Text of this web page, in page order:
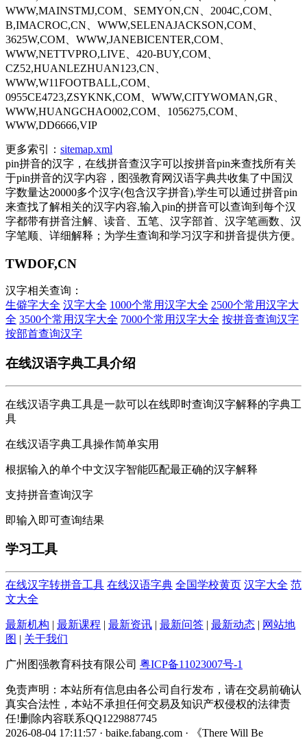
WWW,MAINSTMJ,COM、SEMYON,CN、2004C,COM、
B,IMACROC,CN、WWW,SELENAJACKSON,COM、
3625W,COM、WWW,JANEBICENTER,COM、
WWW,NETTVPRO,LIVE、420-BUY,COM、
CZ52,HUANLEZHUAN123,CN、
WWW,W11FOOTBALL,COM、
0955CE4723,ZSYKNK,COM、WWW,CITYWOMAN,GR、
WWW,HUANGCHAO002,COM、1056275,COM、
WWW,DD6666,VIP
更多索引： sitemap.xml
pin拼音的汉字，在线拼音查汉字可以按拼音pin来查找所有关
于pin拼音的汉字内容，图强教育网汉语字典共收集了中国汉
字数量达20000多个汉字(包含汉字拼音),学生可以通过拼音pin
来查找了解相关的汉字内容,输入pin的拼音可以查询到每个汉
字都带有拼音注解、读音、五笔、汉字部首、汉字笔画数、汉
字笔顺、详细解释；为学生查询和学习汉字和拼音提供方便。
TWDOF,CN
汉字相关查询：
生僻字大全 汉字大全 1000个常用汉字大全 2500个常用汉字大
全 3500个常用汉字大全 7000个常用汉字大全 按拼音查询汉字
按部首查询汉字
在线汉语字典工具介绍
在线汉语字典工具是一款可以在线即时查询汉字解释的字典工
具
在线汉语字典工具操作简单实用
根据输入的单个中文汉字智能匹配最正确的汉字解释
支持拼音查询汉字
即输入即可查询结果
学习工具
在线汉字转拼音工具 在线汉语字典 全国学校黄页 汉字大全 范
文大全
最新机构 | 最新课程 | 最新资讯 | 最新问答 | 最新动态 | 网站地
图 | 关于我们
广州图强教育科技有限公司 粤ICP备11023007号-1
免责声明：本站所有信息由各公司自行发布，请在交易前确认
真实合法性，本站不承担任何交易及知识产权侵权的法律责
任!删除内容联系QQ1229887745
2026-08-04 17:11:57 · baike.fabang.com · 《There Will Be